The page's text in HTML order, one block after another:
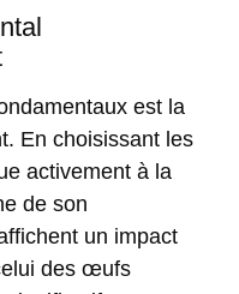
est la
En choisissant les
activement à la
de son
un impact
des œufs